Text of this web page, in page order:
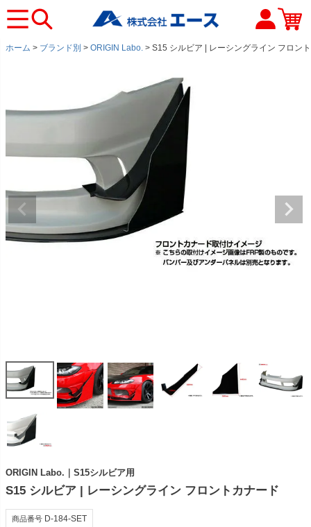
ホーム ブランド別 ORIGIN Labo. S15 シルビア | レーシングライン フロン
ORIGIN Labo.｜S15シルビア用
S15 シルビア | レーシングライン フロントカナード
商品番号 D-184-SET